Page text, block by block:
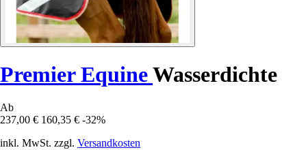
Premier Equine
Ab
237,00 € 160,35 € -32%
inkl. MwSt. zzgl. Versandkosten